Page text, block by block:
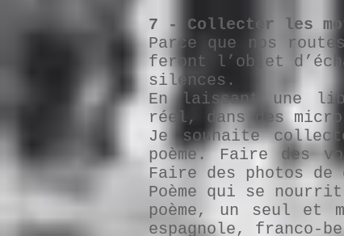
7 - Collecter les
Parce que nos
feront l’objet
silences.
En laissant une
réel, dans des
Je souhaite
poème. Faire des
Faire des photos
Poème qui se
poème, un seul et
espagnole, franco-